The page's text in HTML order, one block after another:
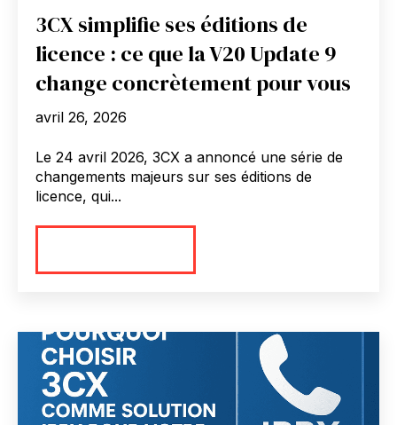
3CX simplifie ses éditions de
licence : ce que la V20 Update 9
change concrètement pour vous
avril 26, 2026
Le 24 avril 2026, 3CX a annoncé une série de
changements majeurs sur ses éditions de
licence, qui...